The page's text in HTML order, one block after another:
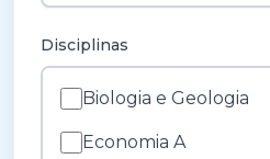
Disciplinas
Biologia e Geologia
Economia A